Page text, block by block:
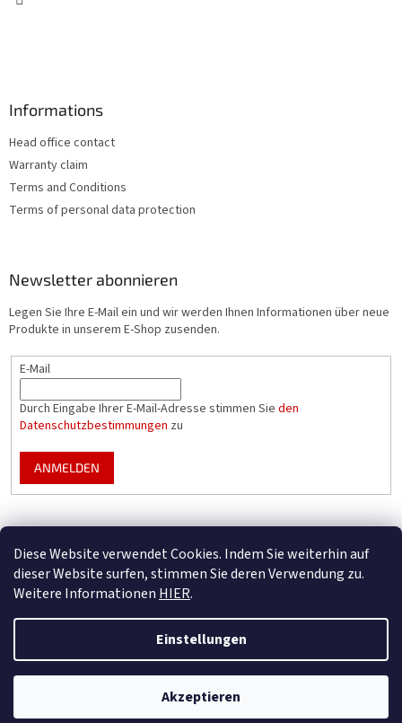
Diese Website verwendet Cookies. Indem Sie weiterhin auf
dieser Website surfen, stimmen Sie deren Verwendung zu.
Weitere Informationen HIER.
Einstellungen
Akzeptieren
Nur B2B – registrieren Sie Ihr Unternehmen, um alle Vorteile zu nutzen
(wenn Sie unser Geschäftspartner werden).
Informations
Head office contact
Warranty claim
Terms and Conditions
Terms of personal data protection
Newsletter abonnieren
Legen Sie Ihre E-Mail ein und wir werden Ihnen Informationen über neue
Produkte in unserem E-Shop zusenden.
E-Mail
Durch Eingabe Ihrer E-Mail-Adresse stimmen Sie den
Datenschutzbestimmungen zu
ANMELDEN
Konfigurator für Poolüberdachungen
Erstellt von Shoptet
Mountfield. Alle Rechte vorbehalten.